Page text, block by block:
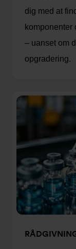
dig med at
komponenter
– uanset om
opgradering.